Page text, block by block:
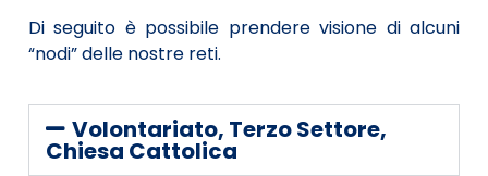
Di seguito è possibile prendere visione di alcuni
“nodi” delle nostre reti.
Volontariato, Terzo Settore,
Chiesa Cattolica